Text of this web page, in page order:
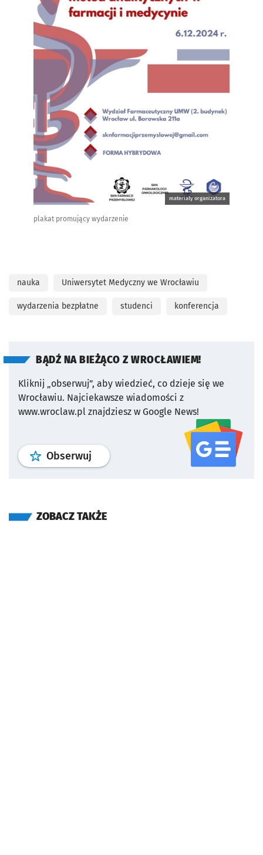
materiały organizatora
plakat promujący wydarzenie
nauka Uniwersytet Medyczny we Wrocławiu
wydarzenia bezpłatne studenci konferencja
BĄDŹ NA BIEŻĄCO Z WROCŁAWIEM!
Kliknij „obserwuj”, aby wiedzieć, co dzieje się we
Wrocławiu. Najciekawsze wiadomości z
www.wroclaw.pl znajdziesz w Google News!
Obserwuj profil serwisu
ZOBACZ TAKŻE